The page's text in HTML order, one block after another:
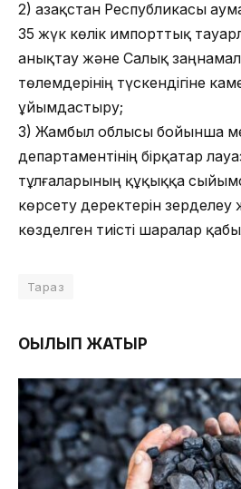
2) Қазақстан Республикасы
35 жүк көлік импорттық
анықтау және Салық
төлемдерінің түскендігіне
ұйымдастыру;
3) Жамбыл облысы бойынша
департаментінің бірқатар
тұлғаларының құқыққа
көрсету деректерін
көзделген тиісті шаралар
Тараз
ОҚЫЛЫП ЖАТЫР